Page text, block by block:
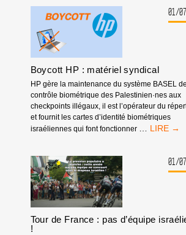
RENCONTRES
ÉCONOMIQUES
D’AIX-
01/
Boycott HP : matériel syndical
HP gère la maintenance du système BASEL de
contrôle biométrique des Palestinien·nes aux
checkpoints illégaux, il est l’opérateur du
et fournit les cartes d’identité biométriques
israéliennes qui font fonctionner
BOYCOTT
01/
Tour de France : pas d’équipe
!